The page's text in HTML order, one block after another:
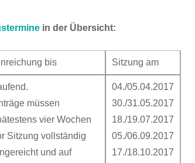
in der Übersicht:
bis Sitzung am
müssen
vier Wochen
Sitzung vollständig
und auf
04./05.04.2017
30./31.05.2017
18./19.07.2017
05./06.09.2017
17./18.10.2017